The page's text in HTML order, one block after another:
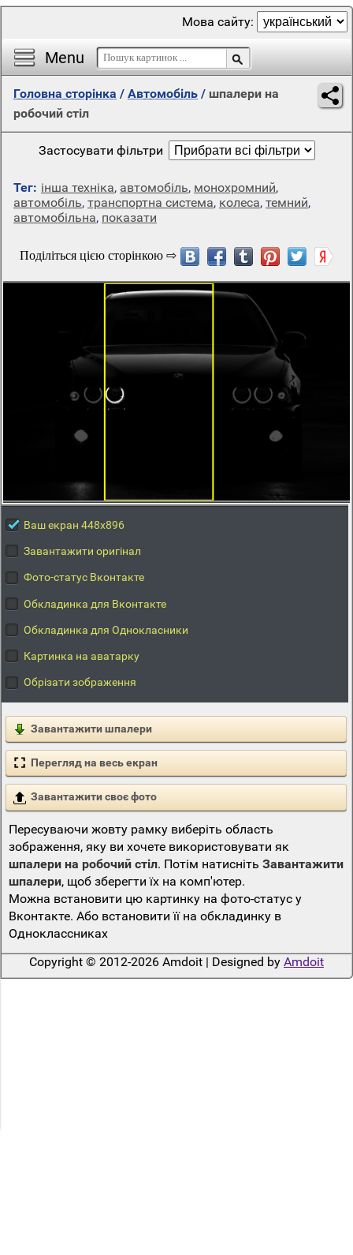
Menu
Мова сайту:
Головна сторінка / Автомобіль / шпалери на
робочий стіл
Застосувати фільтри
Тег: інша техніка, автомобіль, монохромний,
автомобіль, транспортна система, колеса, темний,
автомобільна, показати
Ваш екран 448x896
Завантажити оригінал
Фото-статус Вконтакте
Обкладинка для Вконтакте
Обкладинка для Однокласники
Картинка на аватарку
Обрізати зображення
Завантажити шпалери
Перегляд на весь екран
Завантажити своє фото
Пересуваючи жовту рамку виберіть область
зображення, яку ви хочете використовувати як
шпалери на робочий стіл. Потім натисніть Завантажити
шпалери, щоб зберегти їх на комп'ютер.
Можна встановити цю картинку на фото-статус у
Вконтакте. Або встановити її на обкладинку в
Одноклассниках
Copyright © 2012-2026 Amdoit | Designed by Amdoit